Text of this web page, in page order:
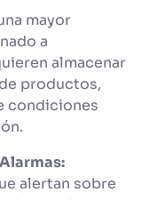
mayor
a
almacenar
productos,
condiciones
alertan sobre